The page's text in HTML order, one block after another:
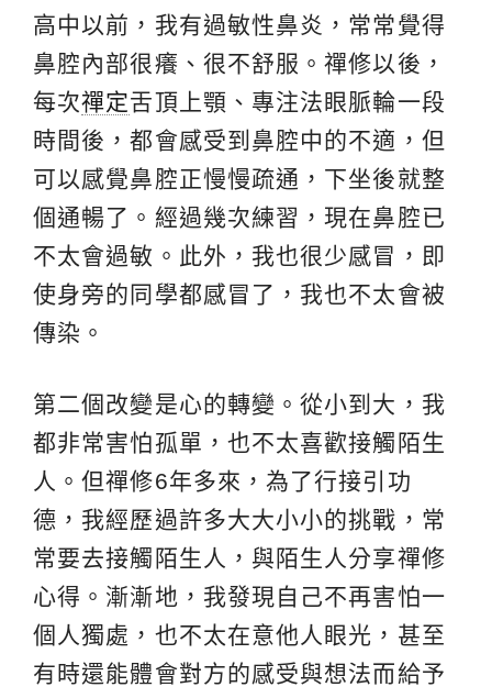
高中以前，我有過敏性鼻炎，常常覺得
鼻腔內部很癢、很不舒服。禪修以後，
每次禪定舌頂上顎、專注法眼脈輪一段
時間後，都會感受到鼻腔中的不適，但
可以感覺鼻腔正慢慢疏通，下坐後就整
個通暢了。經過幾次練習，現在鼻腔已
不太會過敏。此外，我也很少感冒，即
使身旁的同學都感冒了，我也不太會被
傳染。
第二個改變是心的轉變。從小到大，我
都非常害怕孤單，也不太喜歡接觸陌生
人。但禪修6年多來，為了行接引功
德，我經歷過許多大大小小的挑戰，常
常要去接觸陌生人，與陌生人分享禪修
心得。漸漸地，我發現自己不再害怕一
個人獨處，也不太在意他人眼光，甚至
有時還能體會對方的感受與想法而給予